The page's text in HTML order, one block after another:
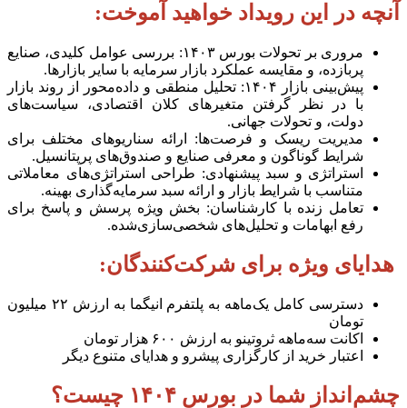
آنچه در این رویداد خواهید آموخت:
مروری بر تحولات بورس۱۴۰۳:
بررسی عوامل کلیدی، صنایع
پربازده، و مقایسه عملکرد بازار سرمایه با سایر بازارها.
پیش‌بینی بازار ۱۴۰۴:
تحلیل منطقی و داده‌محور از روند بازار
با در نظر گرفتن متغیرهای کلان اقتصادی، سیاست‌های
دولت، و تحولات جهانی.
مدیریت ریسک و فرصت‌ها: ارائه سناریوهای مختلف برای
شرایط گوناگون و معرفی صنایع و صندوق‌های پرپتانسیل.
استراتژی و سبد پیشنهادی: طراحی استراتژی‌های معاملاتی
متناسب با شرایط بازار و ارائه سبد سرمایه‌گذاری بهینه.
تعامل زنده با کارشناسان: بخش ویژه پرسش و پاسخ برای
رفع ابهامات و تحلیل‌های شخصی‌سازی‌شده.
هدایای ویژه برای شرکت‌کنندگان:
دسترسی کامل یک‌ماهه به پلتفرم انیگما به ارزش ۲۲ میلیون
تومان
اکانت سه‌ماهه ثروتینو به ارزش ۶۰۰ هزار تومان
اعتبار خرید از کارگزاری پیشرو و هدایای متنوع دیگر
چشم‌انداز شما در بورس ۱۴۰۴ چیست؟